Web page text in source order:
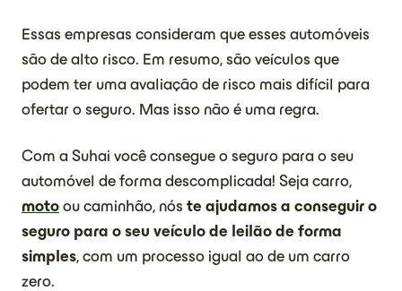
Essas empresas consideram que esses automóveis
são de alto risco. Em resumo, são veículos que
podem ter uma avaliação de risco mais difícil para
ofertar o seguro. Mas isso não é uma regra.
Com a Suhai você consegue o seguro para o seu
automóvel de forma descomplicada! Seja carro,
moto ou caminhão, nós te ajudamos a conseguir o
seguro para o seu veículo de leilão de forma
simples, com um processo igual ao de um carro
zero.